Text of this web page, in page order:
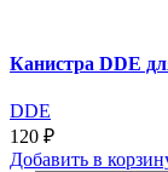
Канистра DDE
DDE
120 ₽
Добавить в